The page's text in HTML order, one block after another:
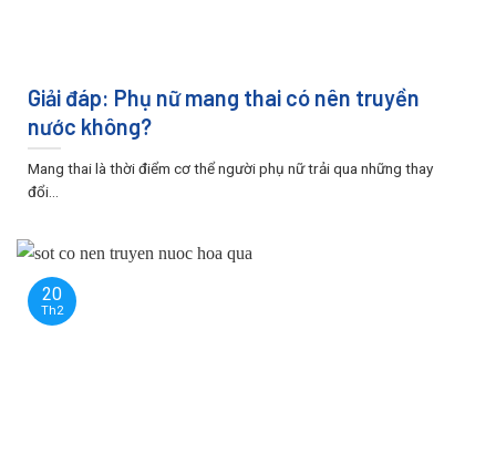
Giải đáp: Phụ nữ mang thai có nên truyền
nước không?
Mang thai là thời điểm cơ thể người phụ nữ trải qua những thay
đổi...
20
Th2